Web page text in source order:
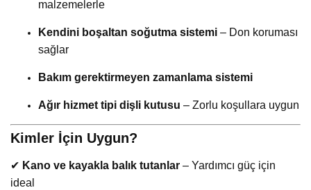
malzemelerle
Kendini boşaltan soğutma sistemi – Don koruması
sağlar
Bakım gerektirmeyen zamanlama sistemi
Ağır hizmet tipi dişli kutusu – Zorlu koşullara uygun
Kimler İçin Uygun?
✔ Kano ve kayakla balık tutanlar – Yardımcı güç için
ideal